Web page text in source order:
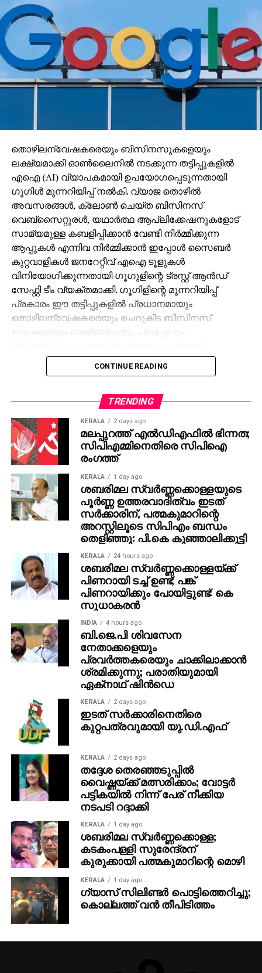
തൊഴിലന്വേഷകരെയും ബിസിനസുകളെയും
ലക്ഷ്യമാക്കി ഓണ്‍ലൈനില്‍ നടക്കുന്ന തട്ടിപ്പുകളില്‍
എഐ (AI) വ്യാപകമായി ഉപയോഗപ്പെടുന്നതായി
ഗൂഗിള്‍ മുന്നറിയിപ്പ് നല്‍കി. വ്യാജ തൊഴില്‍
അവസരങ്ങള്‍, ക്ലോണ്‍ ചെയ്ത ബിസിനസ്
വെബ്‌സൈറ്റുരള്‍, യഥാര്‍ത്ഥ ആപ്ലിക്കേഷനുകളോട്
സാമ്യമുള്ള കബളിപ്പിക്കാന്‍ വേണ്ടി നിര്‍മ്മിക്കുന്ന
ആപ്പുകള്‍ എന്നിവ നിര്‍മ്മിക്കാന്‍ ഇപ്പോള്‍ സൈബര്‍
കുറ്റവാളികള്‍ ജനറേറ്റീവ് എഐ ടൂളുകള്‍
വിനിയോഗിക്കുന്നതായി ഗൂഗുളിന്റെ ട്രസ്റ്റ് ആന്‍ഡ്
സേഫ്റ്റി ടീം വ്യക്തമാക്കി. ഗൂഗിളിന്റെ മുന്നറിയിപ്പ്
പ്രകാരം ഈ തട്ടിപ്പുകളില്‍ പ്രധാനമായും
തൊഴിലന്വേഷകരെയും ചെറുകിട ബിസിനസ്
ഏജന്‍സികളുടെയോ പേരില്‍ വ്യാജ ജോലി
ലിസ്റ്റിംഗുകള്‍ സൃഷ്ടിക്കപ്പെടുന്നു. ഇരകളോട്
പ്രോസസ്സിംഗ് ഫീസ് എന്ന പേരില്‍ പണം അടയ്ക്കാനും
ആവശ്യപ്പെടുന്നതാണ് സാധാരണ രീതി. ചിലര്‍
മാല്‍വെയര്‍ ഇന്‍സ്റ്റാള്‍ ചെയ്യാനോ ഡാറ്റ
മോഷ്ടിക്കാനോ ലക്ഷ്യമിട്ടുള്ള വ്യാജ അഭിമുഖ
സോഫ്റ്റ്‌വെയറുകളും അയക്കുന്നു. ഇത്തരം തട്ടിപ്പുകള്‍
വ്യക്തികള്‍ക്കും സ്ഥാപനങ്ങള്‍ക്കും ഗുരുതരമായ
ഭീഷണിയാണെന്ന് ഗൂഗിള്‍ മുന്നറിയിപ്പ് നല്‍കി.
നിയമാനുസൃത തൊഴിലുടമകള്‍ ഒരിക്കലും സാമ്പത്തിക
വിവരങ്ങളോ പേയ്‌മെന്റെ് ആവശ്യങ്ങളോ
ഉന്നയിക്കില്ലെന്നും ഉപയോക്താക്കള്‍ ഓണ്‍ലൈനില്‍
കൂടുതല്‍ ജാഗ്രത പാലിക്കണമെന്നും ഗൂഗിള്‍
വ്യക്തമാക്കി.
CONTINUE READING
TRENDING
KERALA 2 days ago
മലപ്പുറത്ത് എല്‍ഡിഎഫില്‍ ഭിന്നത;
സിപിഎമ്മിനെതിരെ സിപിഐ
രംഗത്ത്
KERALA 1 day ago
ശബരിമല സ്വര്‍ണ്ണക്കൊള്ളയുടെ
പൂര്‍ണ്ണ ഉത്തരവാദിത്വം ഇടത്
സര്‍ക്കാരിന്, പത്മകുമാറിന്റെ
അറസ്റ്റിലൂടെ സിപിഎം ബന്ധം
തെളിഞ്ഞു: പി.കെ കുഞ്ഞാലിക്കുട്ടി
KERALA 24 hours ago
ശബരിമല സ്വര്‍ണ്ണക്കൊള്ളയ്ക്ക്
പിണറായി ടച്ച് ഉണ്ട്; പങ്ക്
പിണറായിക്കും പോയിട്ടുണ്ട്: കെ
സുധാകരന്‍
INDIA 4 hours ago
ബി.ജെ.പി ശിവസേന
നേതാക്കളെയും
പ്രവര്‍ത്തകരെയും ചാക്കിലാക്കാന്‍
ശ്രമിക്കുന്നു; പരാതിയുമായി
ഏക്‌നാഥ് ഷിന്‍ഡെ
KERALA 2 days ago
ഇടത് സര്‍ക്കാരിനെതിരെ
കുറ്റപത്രവുമായി യു.ഡി.എഫ്
KERALA 2 days ago
തദ്ദേശ തെരഞ്ഞടുപ്പില്‍
വൈഷ്ണയ്ക്ക് മത്സരിക്കാം; വോട്ടര്‍
പട്ടികയില്‍ നിന്ന് പേര് നീക്കിയ
നടപടി റദ്ദാക്കി
KERALA 1 day ago
ശബരിമല സ്വര്‍ണ്ണക്കൊള്ള;
കടകംപള്ളി സുരേന്ദ്രന്
കുരുക്കായി പത്മകുമാറിന്റെ മൊഴി
KERALA 1 day ago
ഗ്യാസ് സിലിണ്ടര്‍ പൊട്ടിത്തെറിച്ചു;
കൊല്ലത്ത് വന്‍ തീപിടിത്തം